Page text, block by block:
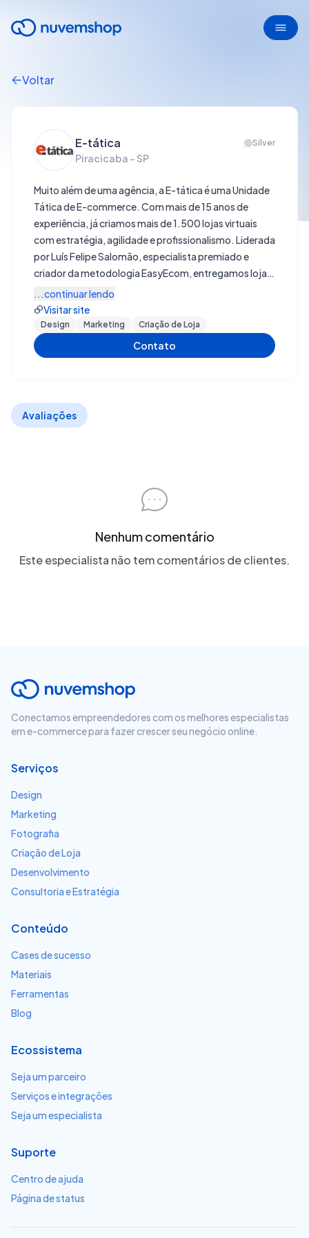
Voltar
E-tática Silver
Piracicaba - SP
Muito além de uma agência, a E-tática é uma Unidade
Tática de E-commerce. Com mais de 15 anos de
experiência, já criamos mais de 1.500 lojas virtuais
com estratégia, agilidade e profissionalismo. Liderada
por Luís Felipe Salomão, especialista premiado e
criador da metodologia EasyEcom, entregamos lojas
prontas pra vender em até 15 dias, com suporte
completo, curso exclusivo e foco em resultados reais.
Aqui, loja virtual é só o começo.
...continuar lendo
Visitar site
Design Marketing Criação de Loja
Contato
Avaliações
Nenhum comentário
Este especialista não tem comentários de clientes.
Conectamos empreendedores com os melhores especialistas
em e-commerce para fazer crescer seu negócio online.
Serviços
Design
Marketing
Fotografia
Criação de Loja
Desenvolvimento
Consultoria e Estratégia
Conteúdo
Cases de sucesso
Materiais
Ferramentas
Blog
Ecossistema
Seja um parceiro
Serviços e integrações
Seja um especialista
Suporte
Centro de ajuda
Página de status